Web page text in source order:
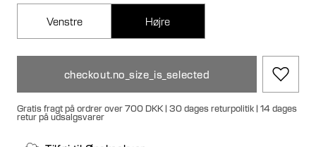
Venstre Højre
checkout.no_size_is_selected
Gratis fragt på ordrer over 700 DKK | 30 dages returpolitik | 14 dages
retur på udsalgsvarer